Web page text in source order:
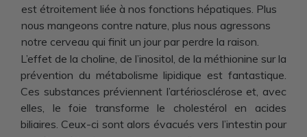
est étroitement liée à nos fonctions hépatiques. Plus
nous mangeons contre nature, plus nous agressons
notre cerveau qui finit un jour par perdre la raison.
L’effet de la choline, de l’inositol, de la méthionine sur la
prévention du métabolisme lipidique est fantastique.
Ces substances préviennent l’artériosclérose et, avec
elles, le foie transforme le cholestérol en acides
biliaires. Ceux-ci sont alors évacués vers l’intestin pour